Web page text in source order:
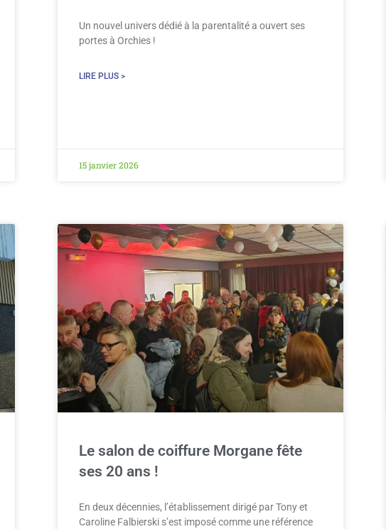
Un nouvel univers dédié à la parentalité a ouvert ses
portes à Orchies !
LIRE PLUS >
15 janvier 2026
Le salon de coiffure Morgane fête
ses 20 ans !
En deux décennies, l’établissement dirigé par Tony et
Caroline Falbierski s’est imposé comme une référence